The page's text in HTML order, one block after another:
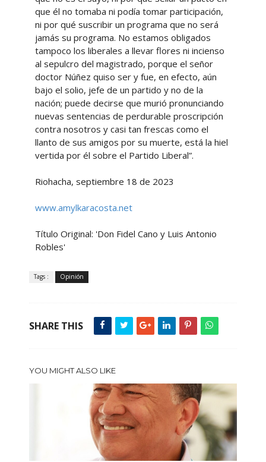
que él no tomaba ni podía tomar participación,
ni por qué suscribir un programa que no será
jamás su programa. No estamos obligados
tampoco los liberales a llevar flores ni incienso
al sepulcro del magistrado, porque el señor
doctor Núñez quiso ser y fue, en efecto, aún
bajo el solio, jefe de un partido y no de la
nación; puede decirse que murió pronunciando
nuevas sentencias de perdurable proscripción
contra nosotros y casi tan frescas como el
llanto de sus amigos por su muerte, está la hiel
vertida por él sobre el Partido Liberal”.
Riohacha, septiembre 18 de 2023
www.amylkaracosta.net
Título Original: 'Don Fidel Cano y Luis Antonio
Robles'
Tags : Opinión
SHARE THIS
YOU MIGHT ALSO LIKE